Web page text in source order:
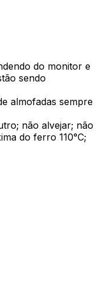
do monitor e
sendo
almofadas sempre
não alvejar; não
do ferro 110°C;